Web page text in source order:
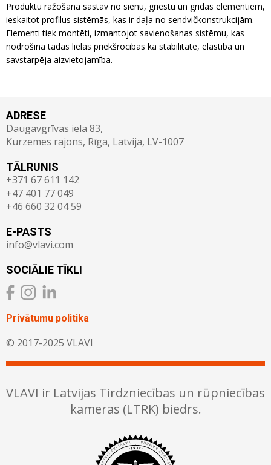
Produktu ražošana sastāv no sienu, griestu un grīdas elementiem,
ieskaitot profilus sistēmās, kas ir daļa no sendvičkonstrukcijām.
Elementi tiek montēti, izmantojot savienošanas sistēmu, kas
nodrošina tādas lielas priekšrocības kā stabilitāte, elastība un
savstarpēja aizvietojamība.
ADRESE
Daugavgrīvas iela 83,
Kurzemes rajons, Rīga, Latvija, LV-1007
TĀLRUNIS
+371 67 611 142
+47 401 77 049
+46 660 32 04 59
E-PASTS
info@vlavi.com
SOCIĀLIE TĪKLI
Privātumu politika
© 2017-2025 VLAVI
VLAVI ir Latvijas Tirdzniecības un rūpniecības
kameras (LTRK) biedrs.